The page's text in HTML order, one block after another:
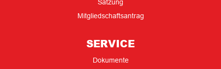
Satzung
Mitgliedschaftsantrag
SERVICE
Dokumente